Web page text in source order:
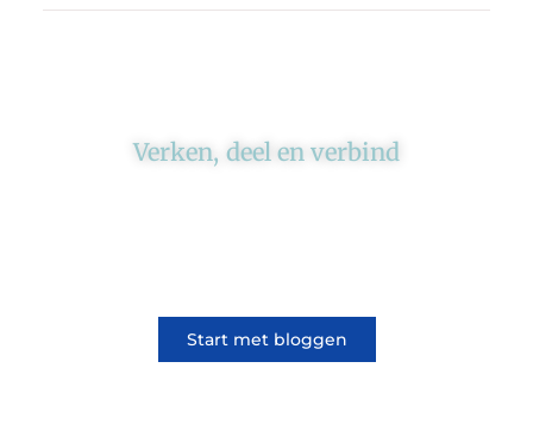
Verken, deel en verbind
Start met bloggen